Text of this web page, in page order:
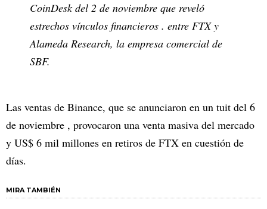
CoinDesk del 2 de noviembre que reveló
estrechos vínculos financieros . entre FTX y
Alameda Research, la empresa comercial de
SBF.
Las ventas de Binance, que se anunciaron en un tuit del 6
de noviembre , provocaron una venta masiva del mercado
y US$ 6 mil millones en retiros de FTX en cuestión de
días.
MIRA TAMBIÉN